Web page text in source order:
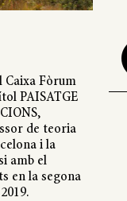
Caixa Fòrum
PAISATGE
de teoria
i la
amb el
en la segona